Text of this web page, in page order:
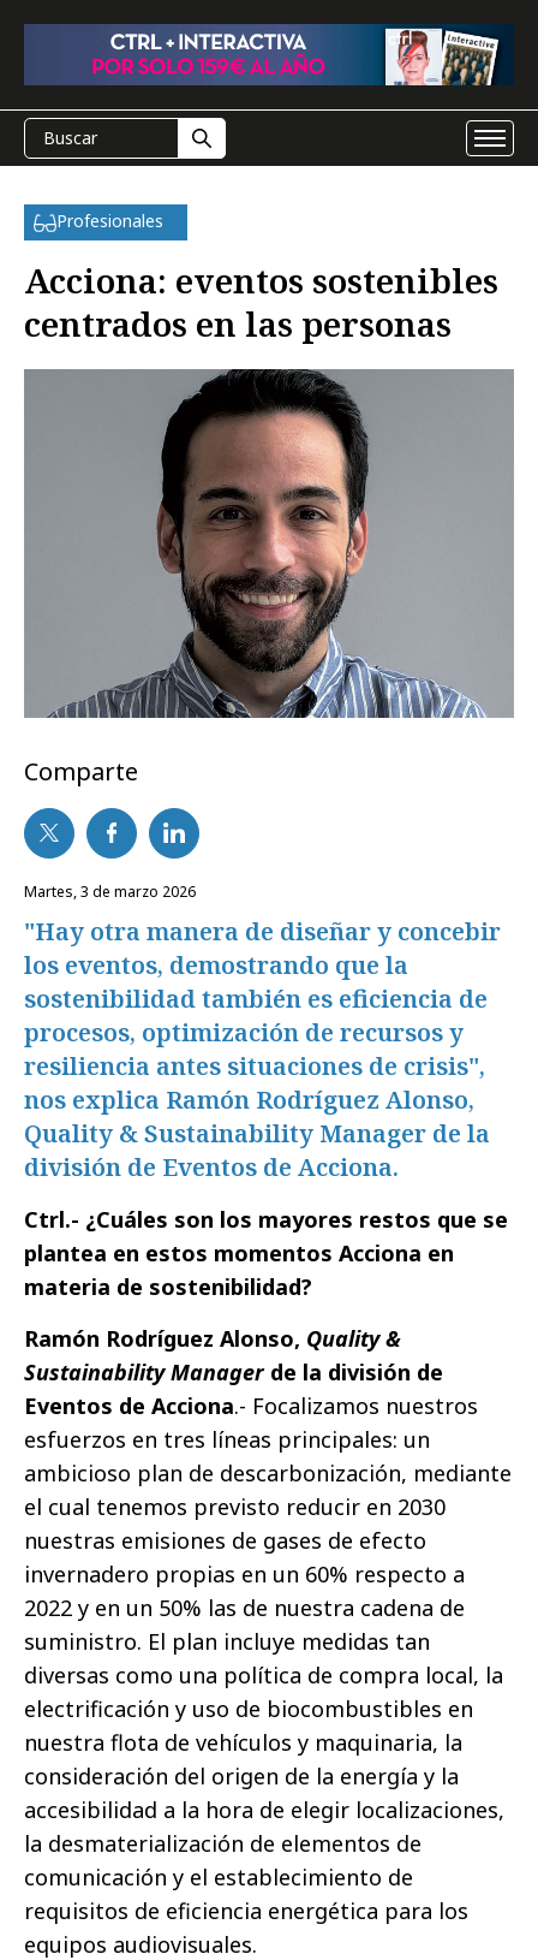
Profesionales
Acciona: eventos sostenibles
centrados en las personas
Comparte
martes, 3 de marzo 2026
"Hay otra manera de diseñar y concebir
los eventos, demostrando que la
sostenibilidad también es eficiencia de
procesos, optimización de recursos y
resiliencia antes situaciones de crisis",
nos explica Ramón Rodríguez Alonso,
Quality & Sustainability Manager de la
división de Eventos de Acciona.
Ctrl.- ¿Cuáles son los mayores restos que se
plantea en estos momentos Acciona en
materia de sostenibilidad?
Ramón Rodríguez Alonso, Quality &
Sustainability Managerde la división de
Eventos de Acciona.- Focalizamos nuestros
esfuerzos en tres líneas principales: un
ambicioso plan de descarbonización, mediante
el cual tenemos previsto reducir en 2030
nuestras emisiones de gases de efecto
invernadero propias en un 60% respecto a
2022 y en un 50% las de nuestra cadena de
suministro. El plan incluye medidas tan
diversas como una política de compra local, la
electrificación y uso de biocombustibles en
nuestra flota de vehículos y maquinaria, la
consideración del origen de la energía y la
accesibilidad a la hora de elegir localizaciones,
la desmaterialización de elementos de
comunicación y el establecimiento de
requisitos de eficiencia energética para los
equipos audiovisuales.